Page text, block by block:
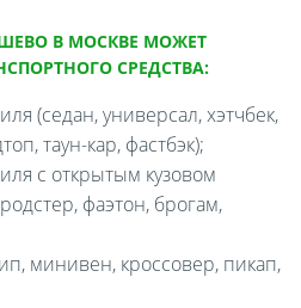
В МОСКВЕ МОЖЕТ
СРЕДСТВА:
(седан, универсал, хэтчбек,
таун-кар, фастбэк);
с открытым кузовом
фаэтон, брогам,
минивен, кроссовер, пикап,